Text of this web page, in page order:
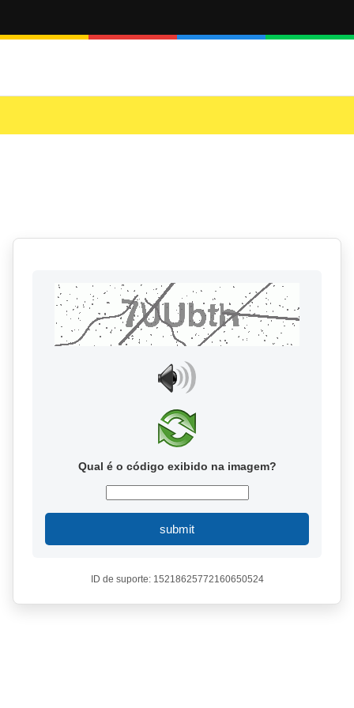
Qual é o código exibido na imagem?
submit
ID de suporte: 15218625772160650524